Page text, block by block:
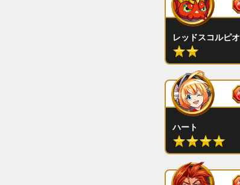
レッドスコルピオ
ハート